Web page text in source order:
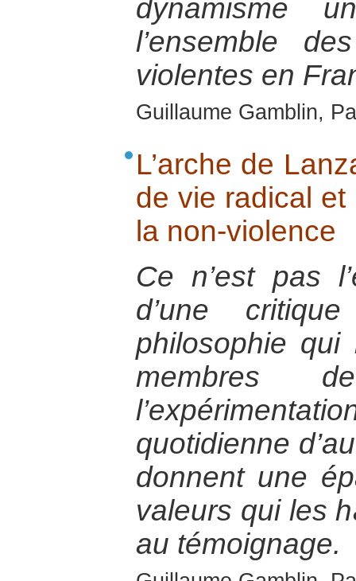
dynamisme
l’ensemble
violentes en
Guillaume Gamblin,
L’arche de
de vie radical
la non-violence
Ce n’est pas
d’une
philosophie qui
membres
quotidienne
donnent une
valeurs qui les
au témoignage.